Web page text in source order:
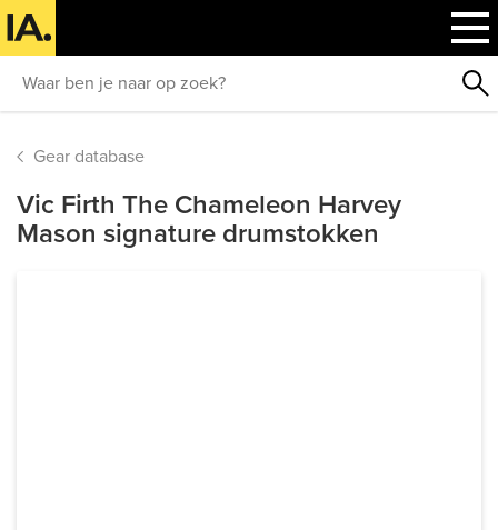
Gear database
Vic Firth The Chameleon Harvey
Mason signature drumstokken